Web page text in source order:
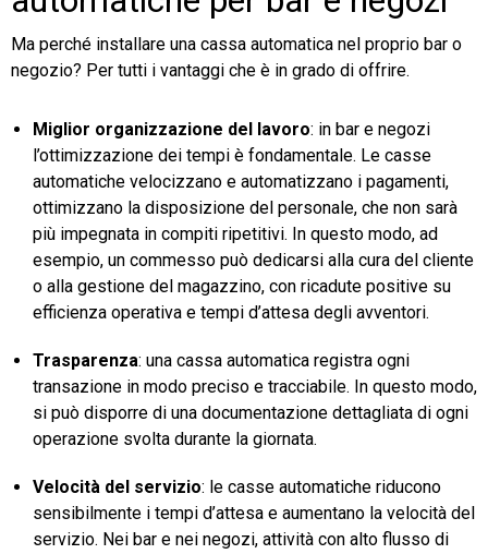
Ma perché installare una cassa automatica nel proprio bar o
negozio? Per tutti i vantaggi che è in grado di offrire.
Miglior organizzazione del lavoro: in bar e negozi
l’ottimizzazione dei tempi è fondamentale. Le casse
automatiche velocizzano e automatizzano i pagamenti,
ottimizzano la disposizione del personale, che non sarà
più impegnata in compiti ripetitivi. In questo modo, ad
esempio, un commesso può dedicarsi alla cura del cliente
o alla gestione del magazzino, con ricadute positive su
efficienza operativa e tempi d’attesa degli avventori.
Trasparenza: una cassa automatica registra ogni
transazione in modo preciso e tracciabile. In questo modo,
si può disporre di una documentazione dettagliata di ogni
operazione svolta durante la giornata.
Velocità del servizio: le casse automatiche riducono
sensibilmente i tempi d’attesa e aumentano la velocità del
servizio. Nei bar e nei negozi, attività con alto flusso di